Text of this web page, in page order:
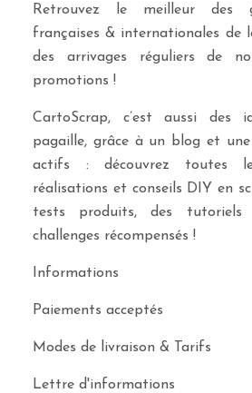
Retrouvez le meilleur des
françaises & internationales de
des arrivages réguliers de
promotions !
CartoScrap, c’est aussi des
pagaille, grâce à un blog et
actifs : découvrez toutes
réalisations et conseils DIY en
tests produits, des
challenges récompensés !
Informations
Paiements acceptés
Modes de livraison & Tarifs
Lettre d'informations